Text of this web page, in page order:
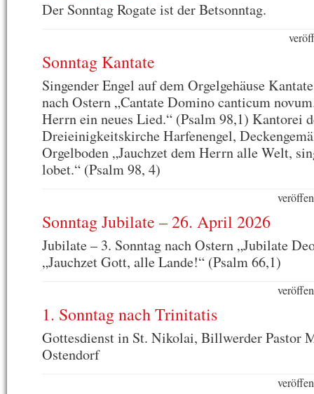
Der Sonntag Rogate ist der Betsonntag.
Sonntag Kantate
Singender Engel auf dem Orgelgehäuse
nach Ostern „Cantate Domino canticum
Herrn ein neues Lied.“ (Psalm 98,1) Kantorei
Dreieinigkeitskirche Harfenengel,
Orgelboden „Jauchzet dem Herrn alle Welt,
lobet.“ (Psalm 98, 4)
Sonntag Jubilate – 26. April 2026
Jubilate – 3. Sonntag nach Ostern „Jubilate
„Jauchzet Gott, alle Lande!“ (Psalm 66,1)
1. Sonntag nach Trinitatis
Gottesdienst in St. Nikolai, Billwerder Pastor
Ostendorf